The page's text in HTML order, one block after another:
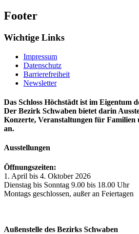
Footer
Wichtige Links
Impressum
Datenschutz
Barrierefreiheit
Newsletter
Das Schloss Höchstädt ist im Eigentum
Der Bezirk Schwaben bietet darin
Konzerte, Veranstaltungen für Familien
an.
Ausstellungen
Öffnungszeiten:
1. April bis 4. Oktober 2026
Dienstag bis Sonntag 9.00 bis 18.00 Uhr
Montags geschlossen, außer an Feiertagen
Außenstelle des Bezirks Schwaben